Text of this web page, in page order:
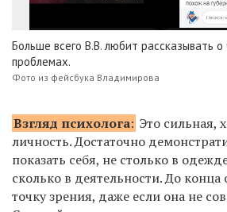
Больше всего В.В. любит рассказывать о
проблемах.
Фото из фейсбука Владимирова
Взгляд психолога: Это сильная,
личность. Достаточно
показать себя, не столько в
сколько в деятельности. До конца
точку зрения, даже если она не